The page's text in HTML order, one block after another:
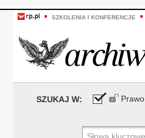
SZKOLENIA I KONFERENCJE
SZUKAJ W: Prawo